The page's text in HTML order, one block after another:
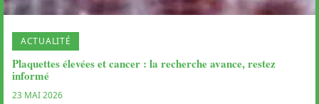
ACTUALITÉ
Plaquettes élevées et cancer : la recherche avance, restez
informé
23 MAI 2026